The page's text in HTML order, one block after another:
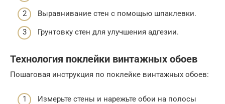
Выравнивание стен с помощью шпаклевки.
Грунтовку стен для улучшения адгезии.
Технология поклейки винтажных обоев
Пошаговая инструкция по поклейке винтажных обоев:
Измерьте стены и нарежьте обои на полосы